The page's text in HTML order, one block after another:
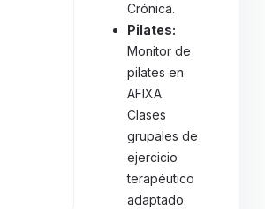
Crónica.
Pilates:
Monitor de
pilates en
AFIXA.
Clases
grupales de
ejercicio
terapéutico
adaptado.